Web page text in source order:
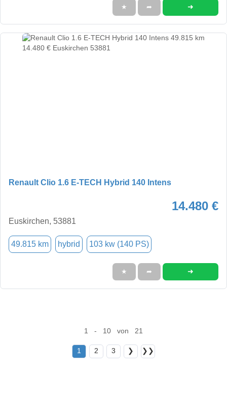
★ ➦ ➜
Renault Clio 1.6 E-TECH Hybrid 140 Intens
14.480 €
Euskirchen, 53881
49.815 km hybrid 103 kw (140 PS)
★ ➦ ➜
1 - 10 von 21
1 2 3 ❯ ❯❯